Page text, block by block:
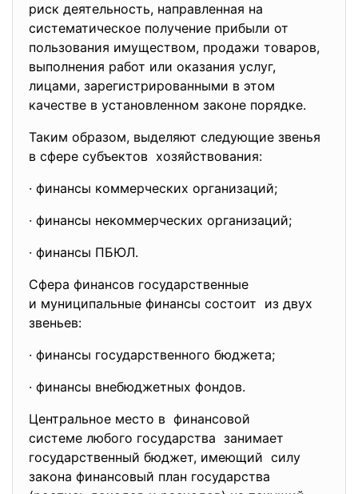
риск деятельность, направленная на
систематическое получение прибыли от
пользования имуществом, продажи товаров,
выполнения работ или оказания услуг,
лицами, зарегистрированными в этом
качестве в установленном законе порядке.
Таким образом, выделяют следующие звенья
в сфере субъектов хозяйствования:
· финансы коммерческих организаций;
· финансы некоммерческих организаций;
· финансы ПБЮЛ.
Сфера финансов государственные
и муниципальные финансы состоит из двух
звеньев:
· финансы государственного бюджета;
· финансы внебюджетных фондов.
Центральное место в финансовой
системе любого государства занимает
государственный бюджет, имеющий силу
закона финансовый план государства